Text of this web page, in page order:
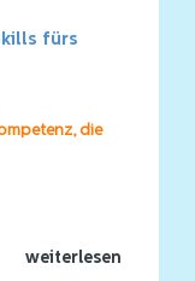
fürs
die
weiterlesen